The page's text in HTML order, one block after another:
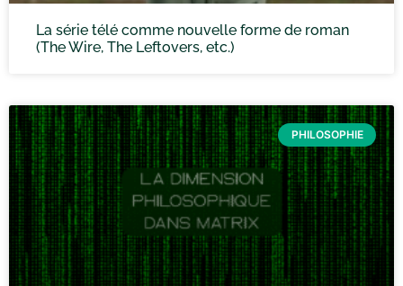
La série télé comme nouvelle forme de roman
(The Wire, The Leftovers, etc.)
PHILOSOPHIE